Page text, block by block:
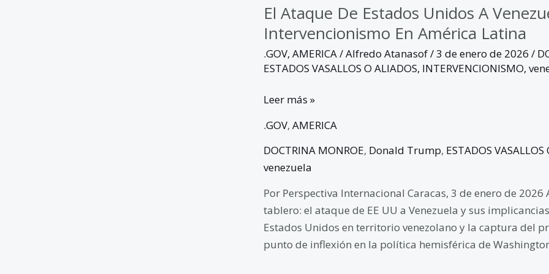
El Ataque De Estados Unidos A
Intervencionismo En América Latina
.GOV, AMERICA/Alfredo Atanasof/3 de enero de 2026 /
ESTADOS VASALLOS O ALIADOS, INTERVENCIONISMO,
Leer más »
.GOV, AMERICA
DOCTRINA MONROE, Donald Trump, ESTADOS VASALLOS
venezuela
Por Perspectiva Internacional Caracas, 3 de enero de
tablero: el ataque de EE UU a Venezuela y sus
Estados Unidos en territorio venezolano y la captura del
punto de inflexión en la política hemisférica de